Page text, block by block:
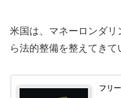
米国は、マネーロンダ
ら法的整備を整えてきて
フリ